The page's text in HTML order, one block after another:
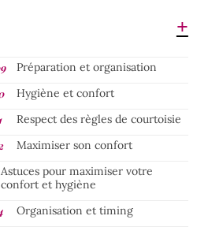
Préparation et organisation
Hygiène et confort
Respect des règles de courtoisie
Maximiser son confort
Astuces pour maximiser votre
confort et hygiène
Organisation et timing